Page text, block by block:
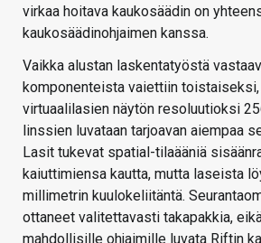
virkaa hoitava kaukosäädin on
kaukosäädinohjaimen kanssa.
Vaikka alustan laskentatyöstä
komponenteista vaiettiin
virtuaalilasien näytön resoluutioksi
linssien luvataan tarjoavan aiempaa
Lasit tukevat spatial-tilaääniä
kaiuttimiensa kautta, mutta laseista
millimetrin kuulokeliitäntä.
ottaneet valitettavasti takapakkia,
mahdollisille ohjaimille luvata Riftin